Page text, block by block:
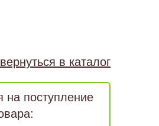
вернуться в каталог
на поступление